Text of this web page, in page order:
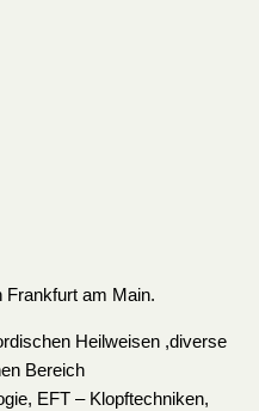
Frankfurt am Main.
Heilweisen ,diverse
Bereich
EFT – Klopftechniken,